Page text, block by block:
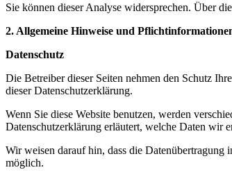
Sie können dieser Analyse widersprechen. Über
2. Allgemeine Hinweise und
Datenschutz
Die Betreiber dieser Seiten nehmen den Schutz
dieser Datenschutzerklärung.
Wenn Sie diese Website benutzen, werden
Datenschutzerklärung erläutert, welche Daten wir
Wir weisen darauf hin, dass die
möglich.